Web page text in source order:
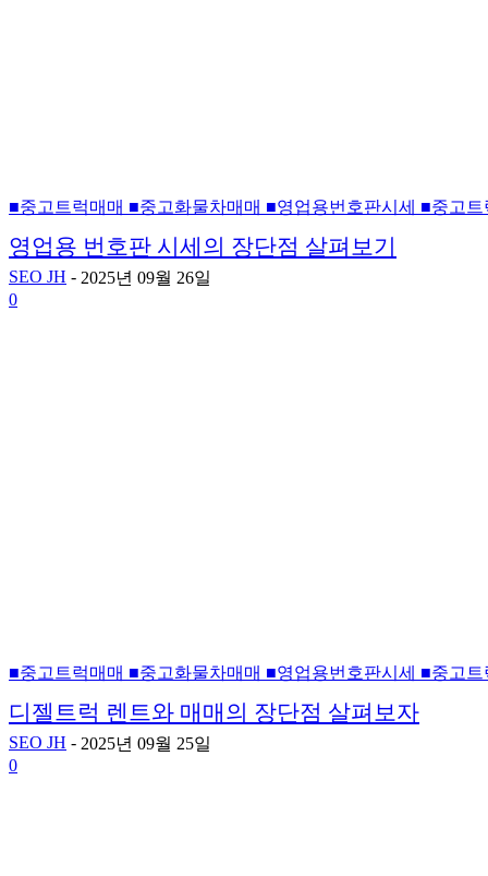
■중고트럭매매 ■중고화물차매매 ■영업용번호판시세 ■중고
영업용 번호판 시세의 장단점 살펴보기
SEO JH - 2025년 09월 26일
0
■중고트럭매매 ■중고화물차매매 ■영업용번호판시세 ■중고
디젤트럭 렌트와 매매의 장단점 살펴보자
SEO JH - 2025년 09월 25일
0